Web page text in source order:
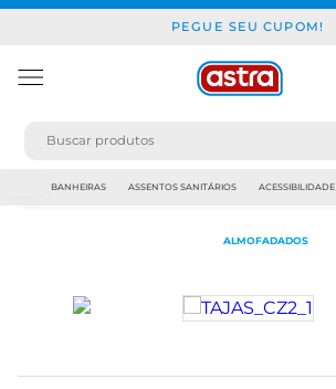
PEGUE SEU CUPOM!
BANHEIRAS ASSENTOS SANITÁRIOS ACESSIBILIDADE
ALMOFADADOS